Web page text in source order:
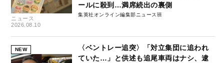
ニュース
2026.08.10
ールに殺到…満席続出の裏側
集英社オンライン編集部ニュース班
NEW
〈ベントレー追突〉「対立集団に追われ
ていた…」と供述も追尾車両はナシ、逮